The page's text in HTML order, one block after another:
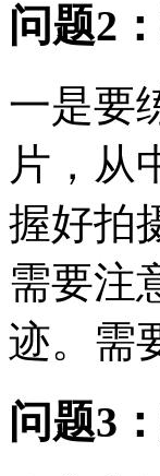
问题2
一是要
片，从
握好拍
需要注
迹。需
问题3